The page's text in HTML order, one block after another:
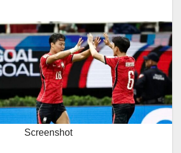
Screenshot